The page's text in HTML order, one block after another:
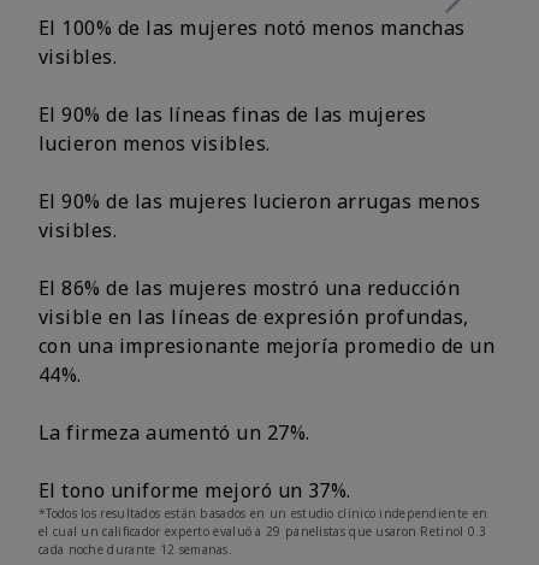
El 100% de las mujeres notó menos manchas
visibles.
El 90% de las líneas finas de las mujeres
lucieron menos visibles.
El 90% de las mujeres lucieron arrugas menos
visibles.
El 86% de las mujeres mostró una reducción
visible en las líneas de expresión profundas,
con una impresionante mejoría promedio de un
44%.
La firmeza aumentó un 27%.
El tono uniforme mejoró un 37%.
*Todos los resultados están basados en un estudio clínico independiente en
el cual un calificador experto evaluó a 29 panelistas que usaron Retinol 0.3
cada noche durante 12 semanas.